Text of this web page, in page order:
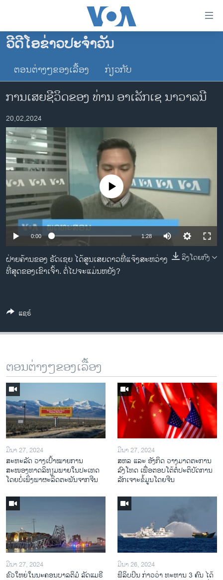
ເຂົ້າ
ຂ້າມ
ຂ້າມ
ໄປ
ຫາ
ຊອກ
ຄົ້ນ
ໂຮມເພຈ
ລາວ
ການເລືອກຕັ້ງ ປະທານາທີບໍດີ ສະຫະລັດ 2024
ຂ່າວ​ຈີນ
ໂລກ
ເອເຊຍ
ອິດສະຫຼະພາບດ້ານການຂ່າວ
ຊີວິດຊາວລາວ
ຊຸມຊົນຊາວລາວ
ວິທະຍາສາດ-ເທັກໂນໂລຈີ
ພາສາອັງກິດ
ຕິດຕາມພວກເຮົາ ທີ່
ພາສາຕ່າງໆ
ວີດີໂອຂ່າວປະຈຳວັນ
ຕອນຕ່າງໆຂອງເລື້ອງ ກ່ຽວກັບ
ການເສຍຊີວິດຂອງ ທ່ານ ອາ​ເລັກ​ເຊ ນາວ​າ​ລ​ນີ
20,02,2024
No media source currently available
0:00 1:28
ລິງໂດຍກົງ
ຝ່າຍ​ຄ້ານ​ຂອງ ຣັດ​ເຊຍ ໄດ້​ສູນ​ເສຍ​ດາວ​ທີ່​ແຈ້ງ​ສະ​ຫວ່າງ​
ທີ່​ສຸດ​ຂອງ​ເຂົາ​ເຈົ້າ. ຕໍ່​ໄປຈະ​ແມ່ນ​ຫຍັງ?
ແຊຣ໌
ຕອນຕ່າງໆຂອງເລື້ອງ
ມີນາ 27, 2024
ສະຫະລັດ ວາງເປົ້າໝາຍການ
ສະໜອງທາດລິທຽມພາຍໃນປະເທດ
ໂດຍບໍ່ເພິ່ງພາຜະລິດຕະພັນຈາກຈີນ
ມີນາ 27, 2024
ສຫລ ແລະ ອັງກິດ ວາງມາດຕະການ
ລົງໂທດ ເພື່ອຕອບໂຕ້ຕໍ່ປະຕິບັດການ
ລັກເຈາະຂໍ້ມູນໂດຍຈີນ
ມີນາ 27, 2024
ຂົວໃຫຍ່ໃນນະຄອນບາລຕິມໍ ລັດແມຣີ
ມີນາ 26, 2024
ຟິລິບປິນ ກ່າວວ່າ ທະຫານ 3 ຄົນ ໄດ້